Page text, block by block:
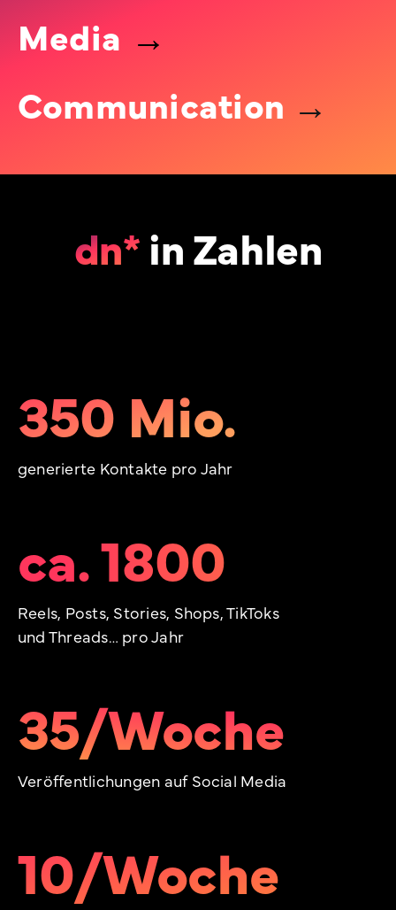
Media →
Communication →
dn*in Zahlen
350 Mio.
generierte Kontakte pro Jahr
ca. 1800
Reels, Posts, Stories, Shops, TikToks
und Threads… pro Jahr
35/Woche
Veröffentlichungen auf Social Media
10/Woche